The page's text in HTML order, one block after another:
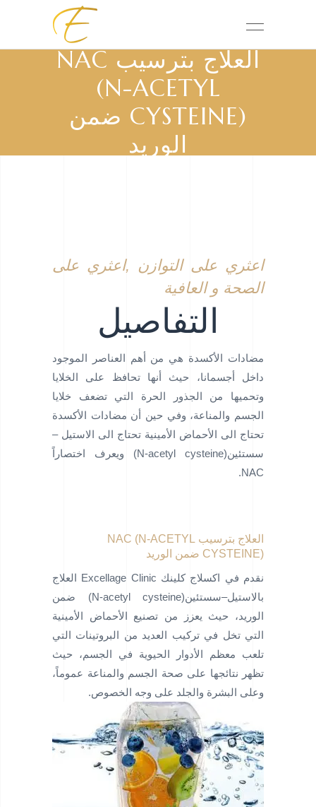
العلاج بترسيب NAC
(N-ACETYL
CYSTEINE) ضمن
الوريد
اعثري على التوازن ,اعثري على
الصحة و العافية
التفاصيل
مضادات الأكسدة هي من أهم العناصر الموجود
داخل أجسمانا، حيث أنها تحافظ على الخلايا
وتحميها من الجذور الحرة التي تضعف خلايا
الجسم والمناعة، وفي حين أن مضادات الأكسدة
تحتاج الى الأحماض الأمينية تحتاج الى الاستيل –
سستئين(N-acetyl cysteine) ويعرف اختصاراً
NAC.
العلاج بترسيب NAC (N-ACETYL
CYSTEINE) ضمن الوريد
نقدم في اكسلاج كلينك Excellage Clinic العلاج
بالاستيل–سستئين(N-acetyl cysteine) ضمن
الوريد، حيث يعزز من تصنيع الأحماض الأمينية
التي تخل في تركيب العديد من البروتينات التي
تلعب معظم الأدوار الحيوية في الجسم، حيث
تظهر نتائجها على صحة الجسم والمناعة عموماً،
وعلى البشرة والجلد على وجه الخصوص.